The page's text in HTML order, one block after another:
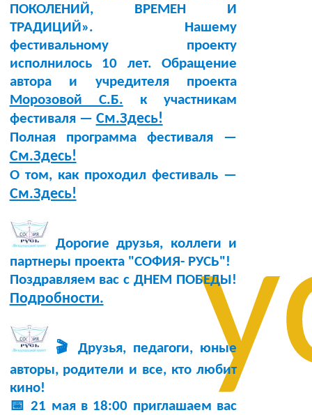
ПОКОЛЕНИЙ, ВРЕМЕН И
ТРАДИЦИЙ». Нашему
фестивальному проекту
исполнилось 10 лет. Обращение
автора и учредителя проекта
Морозовой С.Б. к участникам
фестиваля — См.Здесь!
Полная программа фестиваля —
См.Здесь!
О том, как проходил фестиваль —
См.Здесь!
Дорогие друзья, коллеги и
партнеры проекта "СОФИЯ- РУСЬ"!
Поздравляем вас с ДНЕМ ПОБЕДЫ!
Подробности.
🎬 Друзья, педагоги, юные
авторы, родители и все, кто любит
кино!
📅 21 мая в 18:00 приглашаем вас